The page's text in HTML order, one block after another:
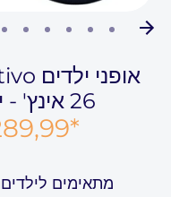
26 אינץ' - ירוקים - 7 הילוכים
*
מתאימים לילדים